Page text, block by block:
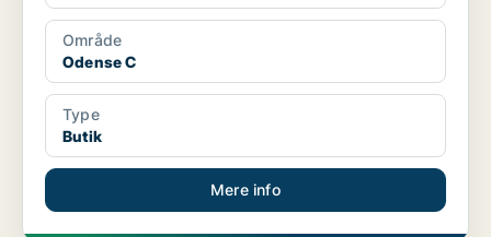
Område
Odense C
Type
Butik
Mere info